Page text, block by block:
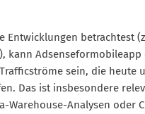
Entwicklungen betrachtest
kann Adsenseformobileapp
sein, die heute
Das ist insbesondere
Warehouse-Analysen oder